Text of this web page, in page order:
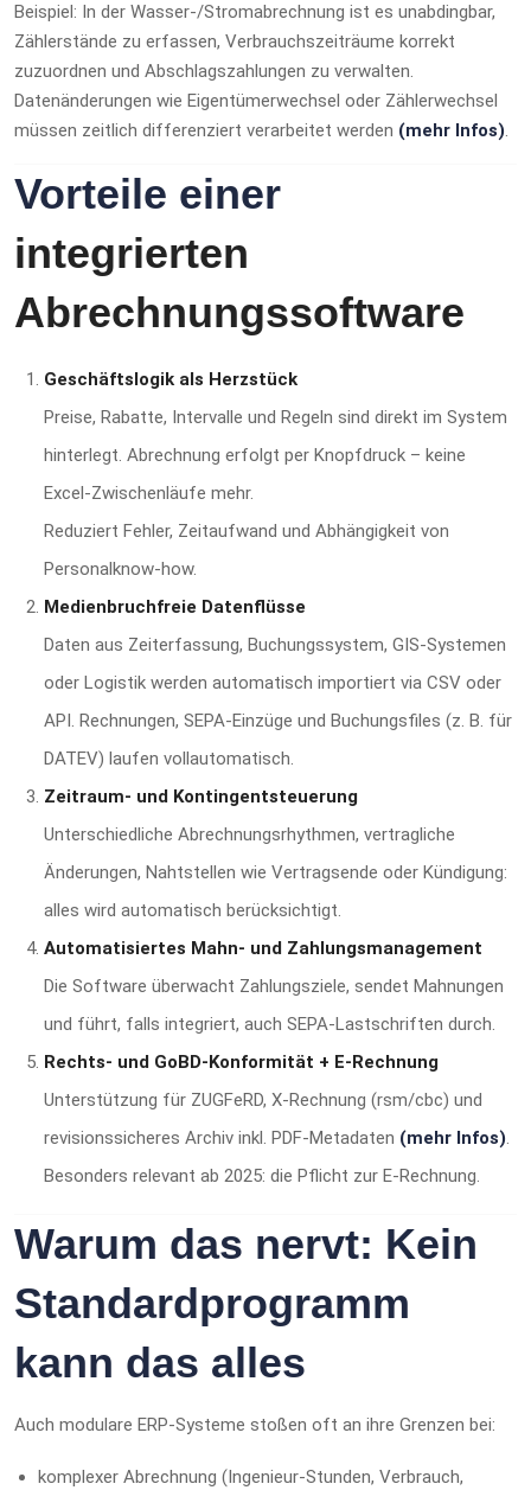
Beispiel: In der Wasser-/Stromabrechnung ist es unabdingbar,
Zählerstände zu erfassen, Verbrauchszeiträume korrekt
zuzuordnen und Abschlagszahlungen zu verwalten.
Datenänderungen wie Eigentümerwechsel oder Zählerwechsel
müssen zeitlich differenziert verarbeitet werden (mehr Infos).
Vorteile einer
integrierten
Abrechnungssoftware
Geschäftslogik als Herzstück
Preise, Rabatte, Intervalle und Regeln sind direkt im System
hinterlegt. Abrechnung erfolgt per Knopfdruck – keine
Excel-Zwischenläufe mehr.
Reduziert Fehler, Zeitaufwand und Abhängigkeit von
Personalknow-how.
Medienbruchfreie Datenflüsse
Daten aus Zeiterfassung, Buchungssystem, GIS‑Systemen
oder Logistik werden automatisch importiert via CSV oder
API. Rechnungen, SEPA‑Einzüge und Buchungsfiles (z. B. für
DATEV) laufen vollautomatisch.
Zeitraum- und Kontingentsteuerung
Unterschiedliche Abrechnungsrhythmen, vertragliche
Änderungen, Nahtstellen wie Vertragsende oder Kündigung:
alles wird automatisch berücksichtigt.
Automatisiertes Mahn- und Zahlungsmanagement
Die Software überwacht Zahlungsziele, sendet Mahnungen
und führt, falls integriert, auch SEPA‑Lastschriften durch.
Rechts- und GoBD-Konformität + E‑Rechnung
Unterstützung für ZUGFeRD, X‑Rechnung (rsm/cbc) und
revisionssicheres Archiv inkl. PDF‑Metadaten (mehr Infos).
Besonders relevant ab 2025: die Pflicht zur E‑Rechnung.
Warum das nervt: Kein
Standardprogramm
kann das alles
Auch modulare ERP‑Systeme stoßen oft an ihre Grenzen bei:
komplexer Abrechnung (Ingenieur‑Stunden, Verbrauch,